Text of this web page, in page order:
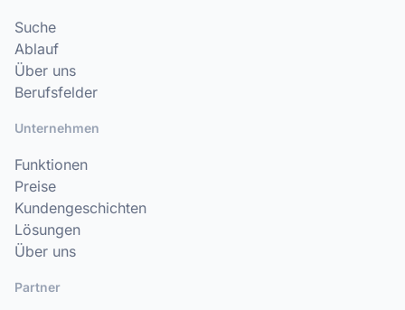
Suche
Ablauf
Über uns
Berufsfelder
Unternehmen
Funktionen
Preise
Kundengeschichten
Lösungen
Über uns
Partner